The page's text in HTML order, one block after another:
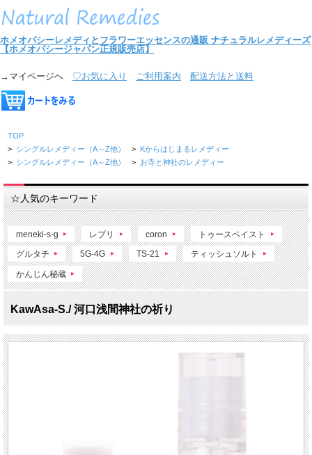
ホメオパシーレメディとフラワーエッセンスの通販 ナチュラルレメディーズ
【ホメオパシージャパン正規販売店】
→マイページへ ♡お気に入り ご利用案内 配送方法と送料
TOP
> シングルレメディー（A～Z他） > Kからはじまるレメディー
> シングルレメディー（A～Z他） > お寺と神社のレメディー
☆人気のキーワード
meneki-s-g レプリ coron トゥースペイスト
グルタチ 5G-4G TS-21 ティッシュソルト
かんじん秘蔵
KawAsa-S./ 河口浅間神社の祈り